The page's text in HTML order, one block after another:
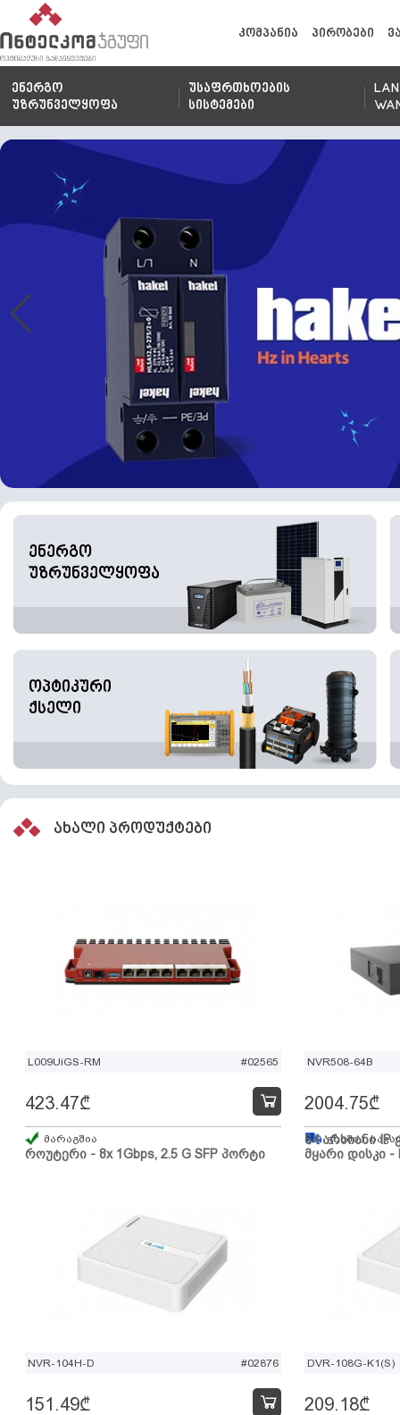
კომპანია პირობები
ენერგო
უზრუნველყოფა
უსაფრთხოების
სისტემები
ენერგო
უზრუნველყოფა
ოპტიკური
ქსელი
ახალი პროდუქტები
L009UiGS-RM #02565
როუტერი - 8x 1Gbps, 2.5 G SFP პორტი
423.47₾
მარაგშია
NVR508-64B
64 არხიანი IP
მყარი დისკი -
2004.75₾
გზაშია,
NVR-104H-D #02876
151.49₾
DVR-108G-K1(S)
209.18₾